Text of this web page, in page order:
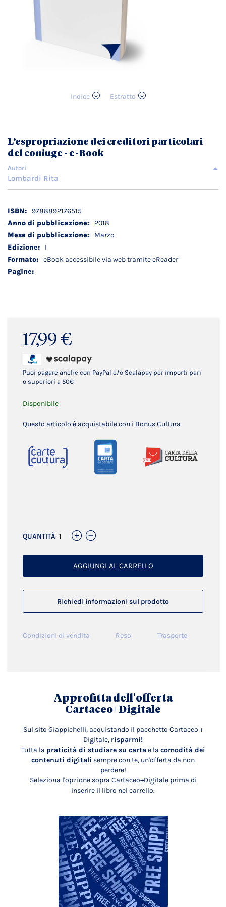
Indice
Estratto
galleria
di
immagini
17,99 €
Puoi pagare anche con PayPal e/o Scalapay per importi pari
o superiori a 50€
Disponibile
Questo articolo è acquistabile con i Bonus Cultura
QUANTITÀ
AGGIUNGI AL CARRELLO
Richiedi informazioni sul prodotto
Condizioni di vendita Reso Trasporto
L’espropriazione dei creditori particolari
del coniuge - e-Book
Autori
Lombardi Rita
Dettagli
tecnici
9788892176515
2018
Marzo
I
eBook accessibile via web tramite eReader
Approfitta dell'offerta
Cartaceo+Digitale
Sul sito Giappichelli, acquistando il pacchetto Cartaceo +
Digitale, risparmi!
Tutta la praticità di studiare su carta e la comodità dei
contenuti digitali sempre con te, un'offerta da non
perdere!
Seleziona l'opzione sopra Cartaceo+Digitale prima di
inserire il libro nel carrello.